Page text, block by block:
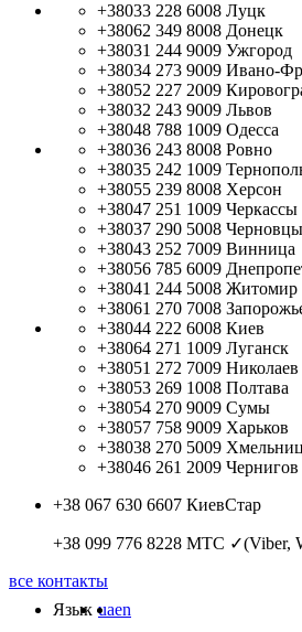
+38033 228 6008 Луцк
+38062 349 8008 Донецк
+38031 244 9009 Ужгород
+38034 273 9009 Ивано-
+38052 227 2009
+38032 243 9009 Львов
+38048 788 1009 Одесса
+38036 243 8008 Ровно
+38035 242 1009
+38055 239 8008 Херсон
+38047 251 1009 Черкассы
+38037 290 5008 Черновцы
+38043 252 7009 Винница
+38056 785 6009
+38041 244 5008 Житомир
+38061 270 7008
+38044 222 6008 Киев
+38064 271 1009 Луганск
+38051 272 7009 Николаев
+38053 269 1008 Полтава
+38054 270 9009 Сумы
+38057 758 9009 Харьков
+38038 270 5009
+38046 261 2009 Чернигов
+38 067 630 6607 КиевСтар
+38 099 776 8228 МТС ✓(Viber,
все контакты
Язык uaen